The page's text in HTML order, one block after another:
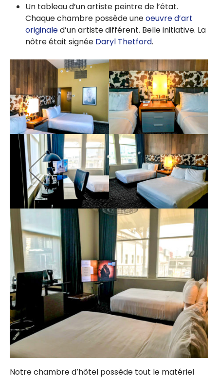
Un tableau d’un artiste peintre de l’état.
Chaque chambre possède uneoeuvre d’art
originaled’un artiste différent. Belle initiative. La
nôtre était signée Daryl Thetford.
Notre chambre d’hôtel possède tout le matériel